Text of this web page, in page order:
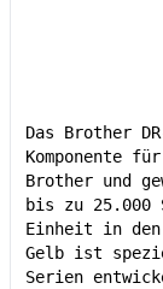
Das Brother
Komponente
Brother und
bis zu 25.000
Einheit in den
Gelb ist
Serien